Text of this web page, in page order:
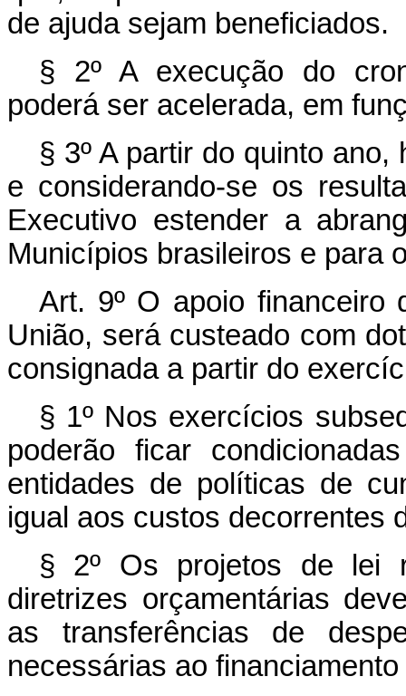
de ajuda sejam beneficiados.
§ 2º A execução do
poderá ser acelerada, em
§ 3º A partir do quinto
e considerando-se os
Executivo estender a
Municípios brasileiros e para
Art. 9º O apoio
União, será custeado com
consignada a partir do
§ 1º Nos exercícios
poderão ficar
entidades de políticas de
igual aos custos decorrentes
§ 2º Os projetos de lei
diretrizes orçamentárias
as transferências de
necessárias ao